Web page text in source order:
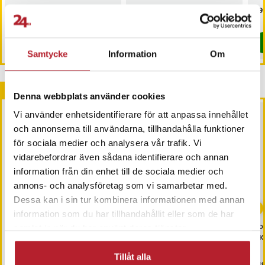
Samtycke Information Om
Denna webbplats använder cookies
Vi använder enhetsidentifierare för att anpassa innehållet
och annonserna till användarna, tillhandahålla funktioner
för sociala medier och analysera vår trafik. Vi
vidarebefordrar även sådana identifierare och annan
information från din enhet till de sociala medier och
annons- och analysföretag som vi samarbetar med.
Dessa kan i sin tur kombinera informationen med annan
information som du har tillhandahållit eller som de har
Tillåt alla
Nuvarande pris
1 039 kr
1 039 kr
Kommer i lager 2026-08-14
ljus / portabel Bluetooth-
I lager, levereras inom 1-2 vardagar
Andra köpte också
-29%
Högkvalitétsbatterier
- 23%
USB-adapter ‑
kassetter